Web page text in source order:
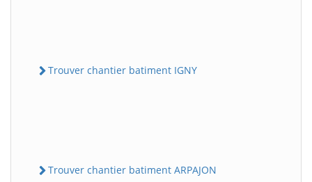
Trouver chantier batiment IGNY
Trouver chantier batiment ARPAJON